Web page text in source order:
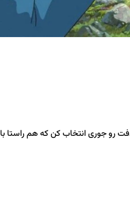
رو جوری انتخاب کن که هم راستا با